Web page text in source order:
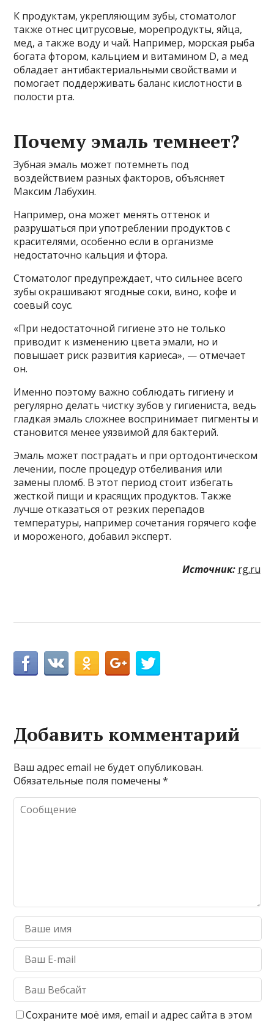
К продуктам, укрепляющим зубы, стоматолог
также отнес цитрусовые, морепродукты, яйца,
мед, а также воду и чай. Например, морская рыба
богата фтором, кальцием и витамином D, а мед
обладает антибактериальными свойствами и
помогает поддерживать баланс кислотности в
полости рта.
Почему эмаль темнеет?
Зубная эмаль может потемнеть под
воздействием разных факторов, объясняет
Максим Лабухин.
Например, она может менять оттенок и
разрушаться при употреблении продуктов с
красителями, особенно если в организме
недостаточно кальция и фтора.
Стоматолог предупреждает, что сильнее всего
зубы окрашивают ягодные соки, вино, кофе и
соевый соус.
«При недостаточной гигиене это не только
приводит к изменению цвета эмали, но и
повышает риск развития кариеса», — отмечает
он.
Именно поэтому важно соблюдать гигиену и
регулярно делать чистку зубов у гигиениста, ведь
гладкая эмаль сложнее воспринимает пигменты и
становится менее уязвимой для бактерий.
Эмаль может пострадать и при ортодонтическом
лечении, после процедур отбеливания или
замены пломб. В этот период стоит избегать
жесткой пищи и красящих продуктов. Также
лучше отказаться от резких перепадов
температуры, например сочетания горячего кофе
и мороженого, добавил эксперт.
Источник: rg.ru
Добавить комментарий
Ваш адрес email не будет опубликован.
Обязательные поля помечены*
Сохраните моё имя, email и адрес сайта в этом